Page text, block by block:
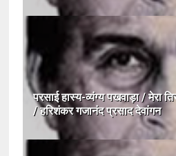
परसाई हास्य-व्यंग्य पखवाड़ा / मेरा
/ हरिशंकर गजानंद प्रसाद देवांगन